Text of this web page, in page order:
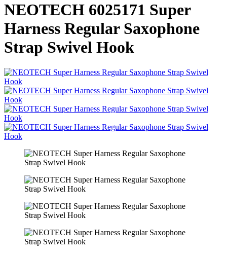
NEOTECH 6025171 Super
Harness Regular Saxophone
Strap Swivel Hook